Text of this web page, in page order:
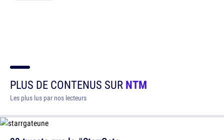
PLUS DE CONTENUS SURNTM
Les plus lus par nos lecteurs